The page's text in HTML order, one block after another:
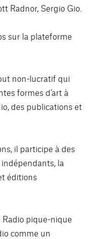
Radnor, Sergio Gio.
sur la plateforme
non-lucratif qui
formes d’art à
des publications et
il participe à des
la
éditions
pique-nique
comme un